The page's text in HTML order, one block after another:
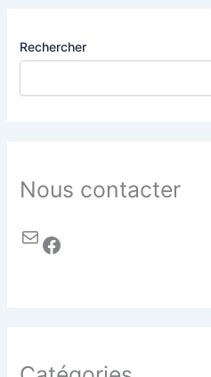
Rechercher
Nous contacter